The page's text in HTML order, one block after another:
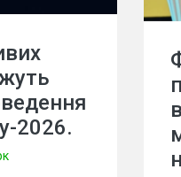
2026.